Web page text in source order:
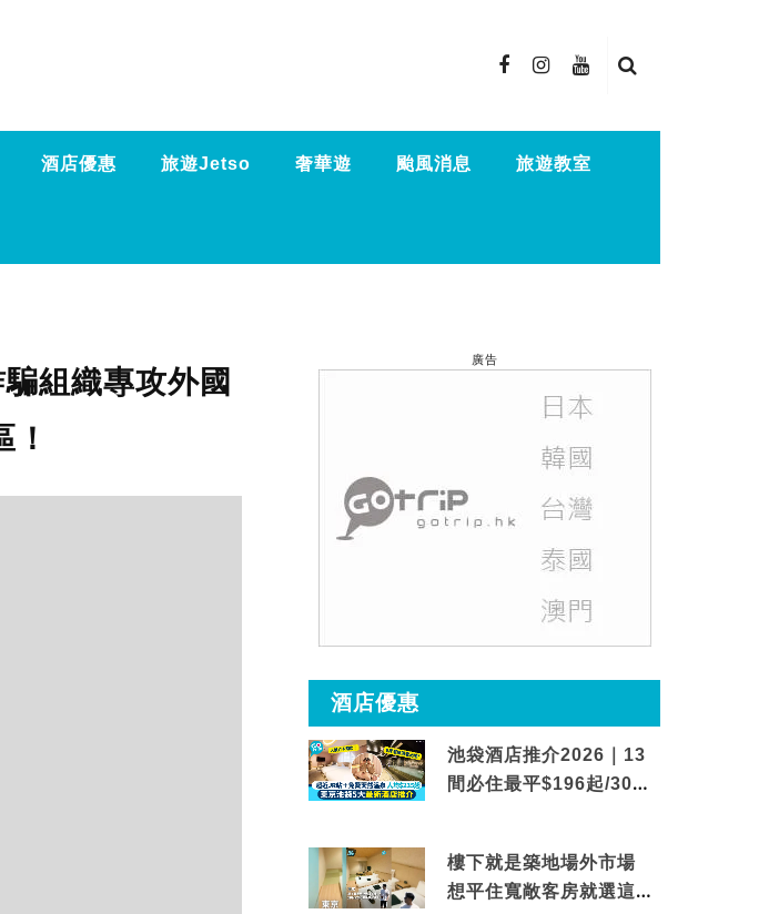
酒店優惠 旅遊Jetso 奢華遊 颱風消息 旅遊教室
組織專攻外國
廣告
酒店優惠
池袋酒店推介2026｜13
間必住最平$196起/30秒
樓下就是築地場外市場
想平住寬敞客房就選這間